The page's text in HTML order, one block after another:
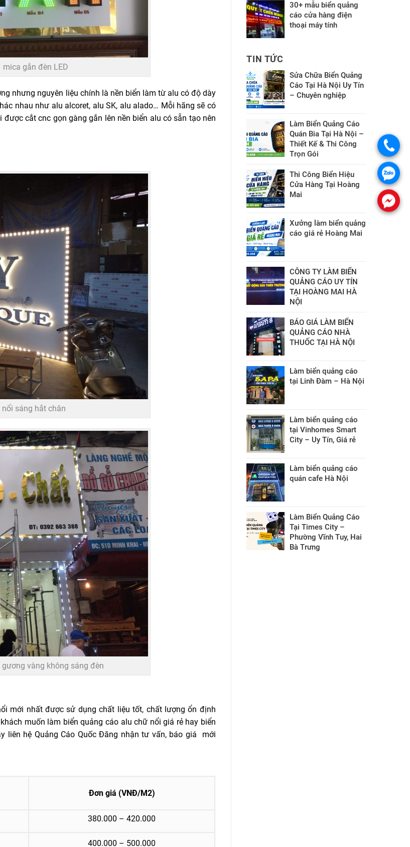
gắn đèn LED
nhưng nguyên liệu chính là nền biển làm từ alu có độ dày
nhau như alu alcoret, alu SK, alu alado… Mỗi hãng sẽ có
cắt cnc gọn gàng gắn lên nền biển alu có sẵn tạo nên
sáng hắt chân
vàng không sáng đèn
mới nhất được sử dụng chất liệu tốt, chất lượng ổn định
muốn làm biển quảng cáo alu chữ nổi giá rẻ hay biển
liên hệ Quảng Cáo Quốc Đăng nhận tư vấn, báo giá mới
Đơn giá (VNĐ/M2)
380.000 – 420.000
400.000 – 500.000
30+ mẫu biển quảng
cáo cửa hàng điện
thoại máy tính
TIN TỨC
Sửa Chữa Biển Quảng
Cáo Tại Hà Nội Uy Tín
– Chuyên nghiệp
Làm Biển Quảng Cáo
Quán Bia Tại Hà Nội –
Thiết Kế & Thi Công
Trọn Gói
Thi Công Biển Hiệu
Cửa Hàng Tại Hoàng
Mai
Xưởng làm biển quảng
cáo giá rẻ Hoàng Mai
CÔNG TY LÀM BIỂN
QUẢNG CÁO UY TÍN
TẠI HOÀNG MAI HÀ
NỘI
BÁO GIÁ LÀM BIỂN
QUẢNG CÁO NHÀ
THUỐC TẠI HÀ NỘI
Làm biển quảng cáo
tại Linh Đàm – Hà Nội
Làm biển quảng cáo
tại Vinhomes Smart
City – Uy Tín, Giá rẻ
Làm biển quảng cáo
quán cafe Hà Nội
Làm Biển Quảng Cáo
Tại Times City –
Phường Vĩnh Tuy, Hai
Bà Trưng